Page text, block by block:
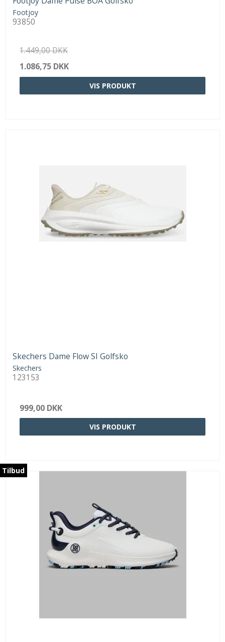
Footjoy
93850
1.449,00 DKK
1.086,75 DKK
VIS PRODUKT
Skechers Dame Flow SI Golfsko
Skechers
123153
999,00 DKK
VIS PRODUKT
Tilbud